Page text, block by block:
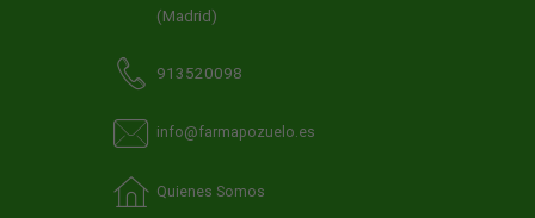
(Madrid)
913520098
info@farmapozuelo.es
Quienes Somos